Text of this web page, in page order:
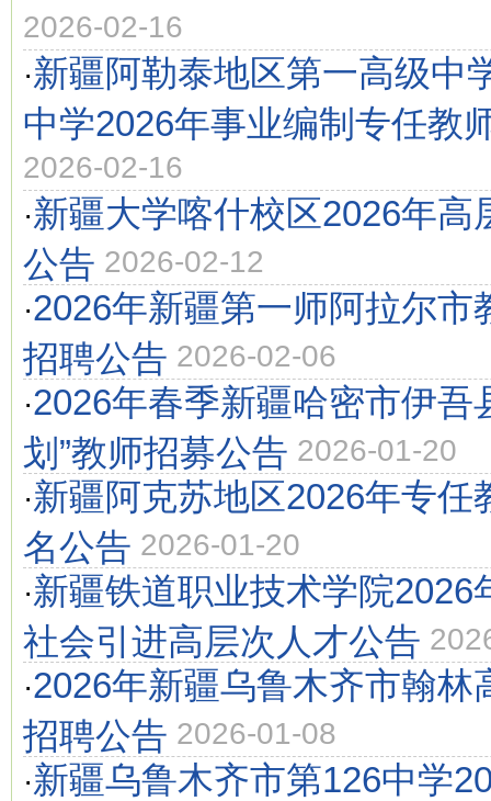
2026-02-16
·新疆阿勒泰地区第一高级中
中学2026年事业编制专任教
2026-02-16
·新疆大学喀什校区2026年高
公告 2026-02-12
·2026年新疆第一师阿拉尔市
招聘公告 2026-02-06
·2026年春季新疆哈密市伊吾
划”教师招募公告 2026-01-20
·新疆阿克苏地区2026年专任
名公告 2026-01-20
·新疆铁道职业技术学院2026
社会引进高层次人才公告
·2026年新疆乌鲁木齐市翰林
招聘公告 2026-01-08
·新疆乌鲁木齐市第126中学